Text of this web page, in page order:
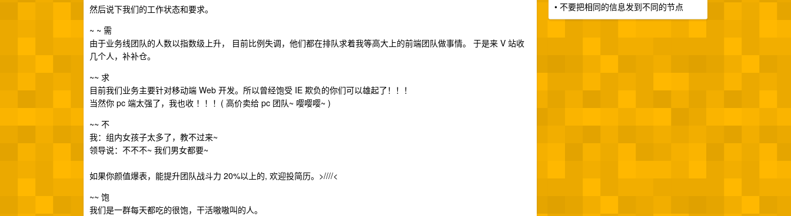
• 不要把相同的信息发到不同的节点
然后说下我们的工作状态和要求。
~ ~ 需
由于业务线团队的人数以指数级上升， 目前比例失调，他们都在排队求着我等高大上的前端团队做事情。 于是来 V 站收
几个人，补补仓。
~~ 求
目前我们业务主要针对移动端 Web 开发。所以曾经饱受 IE 欺负的你们可以雄起了！！！
当然你 pc 端太强了，我也收 ！！！( 高价卖给 pc 团队~ 嘤嘤嘤~ )
~~ 不
我：组内女孩子太多了，教不过来~
领导说：不不不~ 我们男女都要~
如果你颜值爆表，能提升团队战斗力 20%以上的, 欢迎投简历。>////<
~~ 饱
我们是一群每天都吃的很饱，干活嗷嗷叫的人。